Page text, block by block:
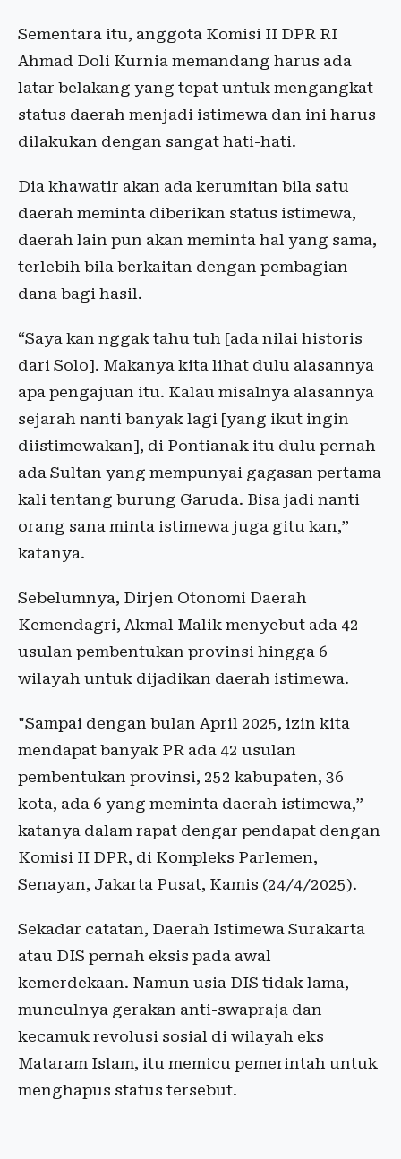
Sementara itu, anggota Komisi II DPR RI
Ahmad Doli Kurnia memandang harus ada
latar belakang yang tepat untuk mengangkat
status daerah menjadi istimewa dan ini harus
dilakukan dengan sangat hati-hati.
Dia khawatir akan ada kerumitan bila satu
daerah meminta diberikan status istimewa,
daerah lain pun akan meminta hal yang sama,
terlebih bila berkaitan dengan pembagian
dana bagi hasil.
“Saya kan nggak tahu tuh [ada nilai historis
dari Solo]. Makanya kita lihat dulu alasannya
apa pengajuan itu. Kalau misalnya alasannya
sejarah nanti banyak lagi [yang ikut ingin
diistimewakan], di Pontianak itu dulu pernah
ada Sultan yang mempunyai gagasan pertama
kali tentang burung Garuda. Bisa jadi nanti
orang sana minta istimewa juga gitu kan,”
katanya.
Sebelumnya, Dirjen Otonomi Daerah
Kemendagri, Akmal Malik menyebut ada 42
usulan pembentukan provinsi hingga 6
wilayah untuk dijadikan daerah istimewa.
"Sampai dengan bulan April 2025, izin kita
mendapat banyak PR ada 42 usulan
pembentukan provinsi, 252 kabupaten, 36
kota, ada 6 yang meminta daerah istimewa,”
katanya dalam rapat dengar pendapat dengan
Komisi II DPR, di Kompleks Parlemen,
Senayan, Jakarta Pusat, Kamis (24/4/2025).
Sekadar catatan, Daerah Istimewa Surakarta
atau DIS pernah eksis pada awal
kemerdekaan. Namun usia DIS tidak lama,
munculnya gerakan anti-swapraja dan
kecamuk revolusi sosial di wilayah eks
Mataram Islam, itu memicu pemerintah untuk
menghapus status tersebut.